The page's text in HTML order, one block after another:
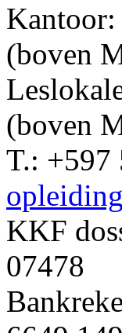
Kantoor:
(boven
(boven
T.: +597
KKF
07478